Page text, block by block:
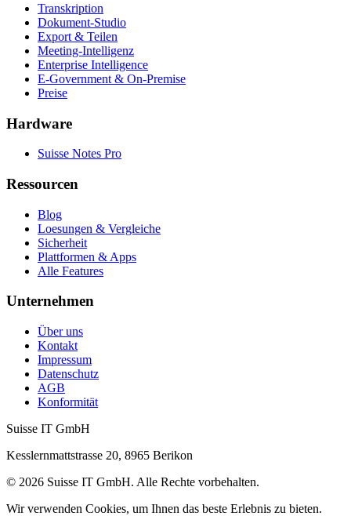
Transkription
Dokument-Studio
Export & Teilen
Meeting-Intelligenz
Enterprise Intelligence
E-Government & On-Premise
Preise
Hardware
Suisse Notes Pro
Ressourcen
Blog
Loesungen & Vergleiche
Sicherheit
Plattformen & Apps
Alle Features
Unternehmen
Über uns
Kontakt
Impressum
Datenschutz
AGB
Konformität
Suisse IT GmbH
Kesslernmattstrasse 20, 8965 Berikon
© 2026 Suisse IT GmbH. Alle Rechte vorbehalten.
Wir verwenden Cookies, um Ihnen das beste Erlebnis zu bieten.